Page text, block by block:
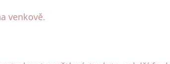
venkově.